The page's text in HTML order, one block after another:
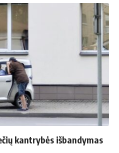
kantrybės išbandymas